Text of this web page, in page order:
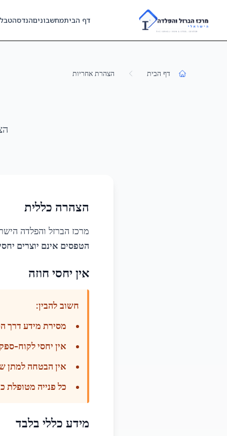
Skip to main content
דף הביתמחשבוניםהנדסה
דף הבית הצהרת אחריות
הצהרה כללית
מרכז הברזל והפלדה
הטפסים אינם יוצרים
אין יחסי חוזה
חשוב להבין:
מסירת מידע דרך
אין יחסי לקוח-
אין הבטחה למתן
כל פנייה מטופלת
מידע כללי בלבד